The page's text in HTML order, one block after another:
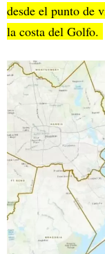
desde el punto de
la costa del Golfo.